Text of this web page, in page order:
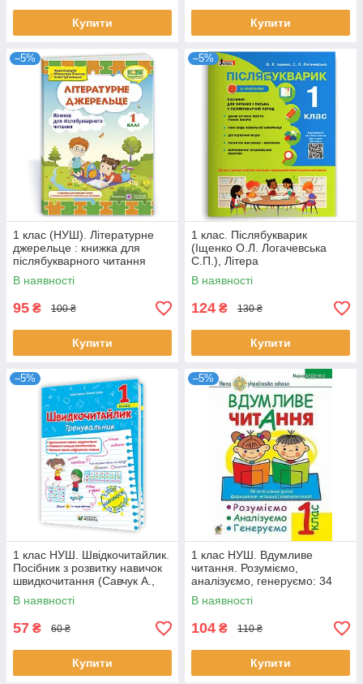
Купити Купити
–5%
1 клас (НУШ). Літературне
джерельце : книжка для
післябукварного читання
(Кордуба Н., Стрихар М.,
Луб'янецька
В наявності
95 ₴ 100 ₴
Купити
–5%
1 клас. Післябукварик
(Іщенко О.Л. Логачевська
С.П.), Літера
В наявності
124 ₴ 130 ₴
Купити
–5%
1 клас НУШ. Швідкочитайлик.
Посібник з розвитку навичок
швидкочитання (Савчук А.,
Сапун Г.), Мозаїка
В наявності
57 ₴ 60 ₴
Купити
–5%
1 клас НУШ. Вдумливе
читання. Розуміємо,
аналізуємо, генеруємо: 34
інтегровані уроки
формування навичок
В наявності
104 ₴ 110 ₴
Купити